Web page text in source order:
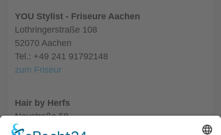
YOU Stylist - Friseure Aachen
Lothringerstraße 108
52070 Aachen
Tel.: +49 241 91792148
zum Friseur
Hair by Herfs
Neustraße 58
52066 Aachen